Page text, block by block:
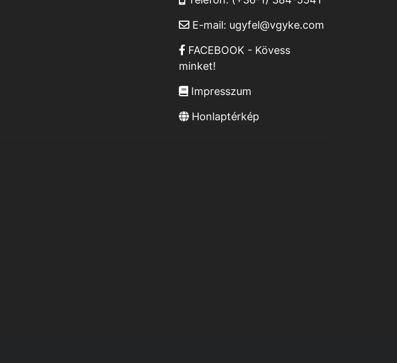
E-mail: ugyfel@vgyke.com
FACEBOOK - Kövess
minket!
Impresszum
Honlaptérkép